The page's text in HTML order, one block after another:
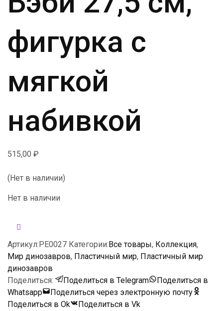
фигурка с
мягкой
набивкой
515,00 ₽
(Нет в наличии)
Нет в наличии
Артикул:PE0027 Категории:Все товары, Коллекция,
Мир динозавров, Пластичный мир, Пластичный мир
динозавров
Поделиться:
Поделиться в Telegram
Поделиться в
Whatsapp
Поделиться через электронную почту
Поделиться в Ok
Поделиться в Vk